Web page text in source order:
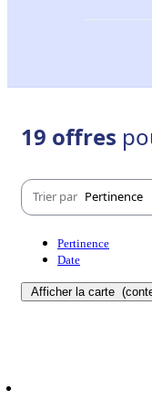
19 offres
Trier par Pertinence
Pertinence
Date
Afficher la carte